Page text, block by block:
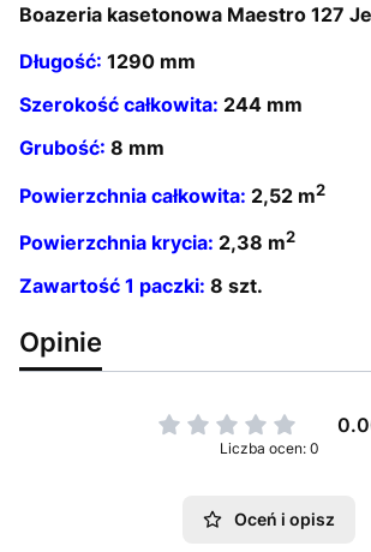
Boazeria kasetonowa Maestro 127
Długość: 1290 mm
Szerokość całkowita: 244 mm
Grubość: 8 mm
Powierzchnia całkowita: 2,52 m2
Powierzchnia krycia: 2,38 m2
Zawartość 1 paczki: 8 szt.
Opinie
Liczba ocen: 0
Oceń i opisz